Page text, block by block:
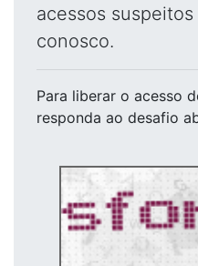
acessos
conosco.
Para liberar o acesso
responda ao desafio